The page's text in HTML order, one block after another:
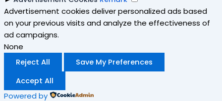
Advertisement cookies deliver personalized ads based
on your previous visits and analyze the effectiveness of
ad campaigns.
None
Reject All
Save My Preferences
Accept All
Powered by